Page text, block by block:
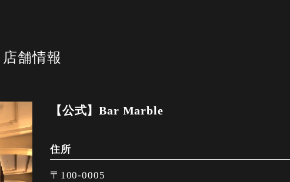
店舗情報
【公式】Bar Marble
住所
〒100-0005